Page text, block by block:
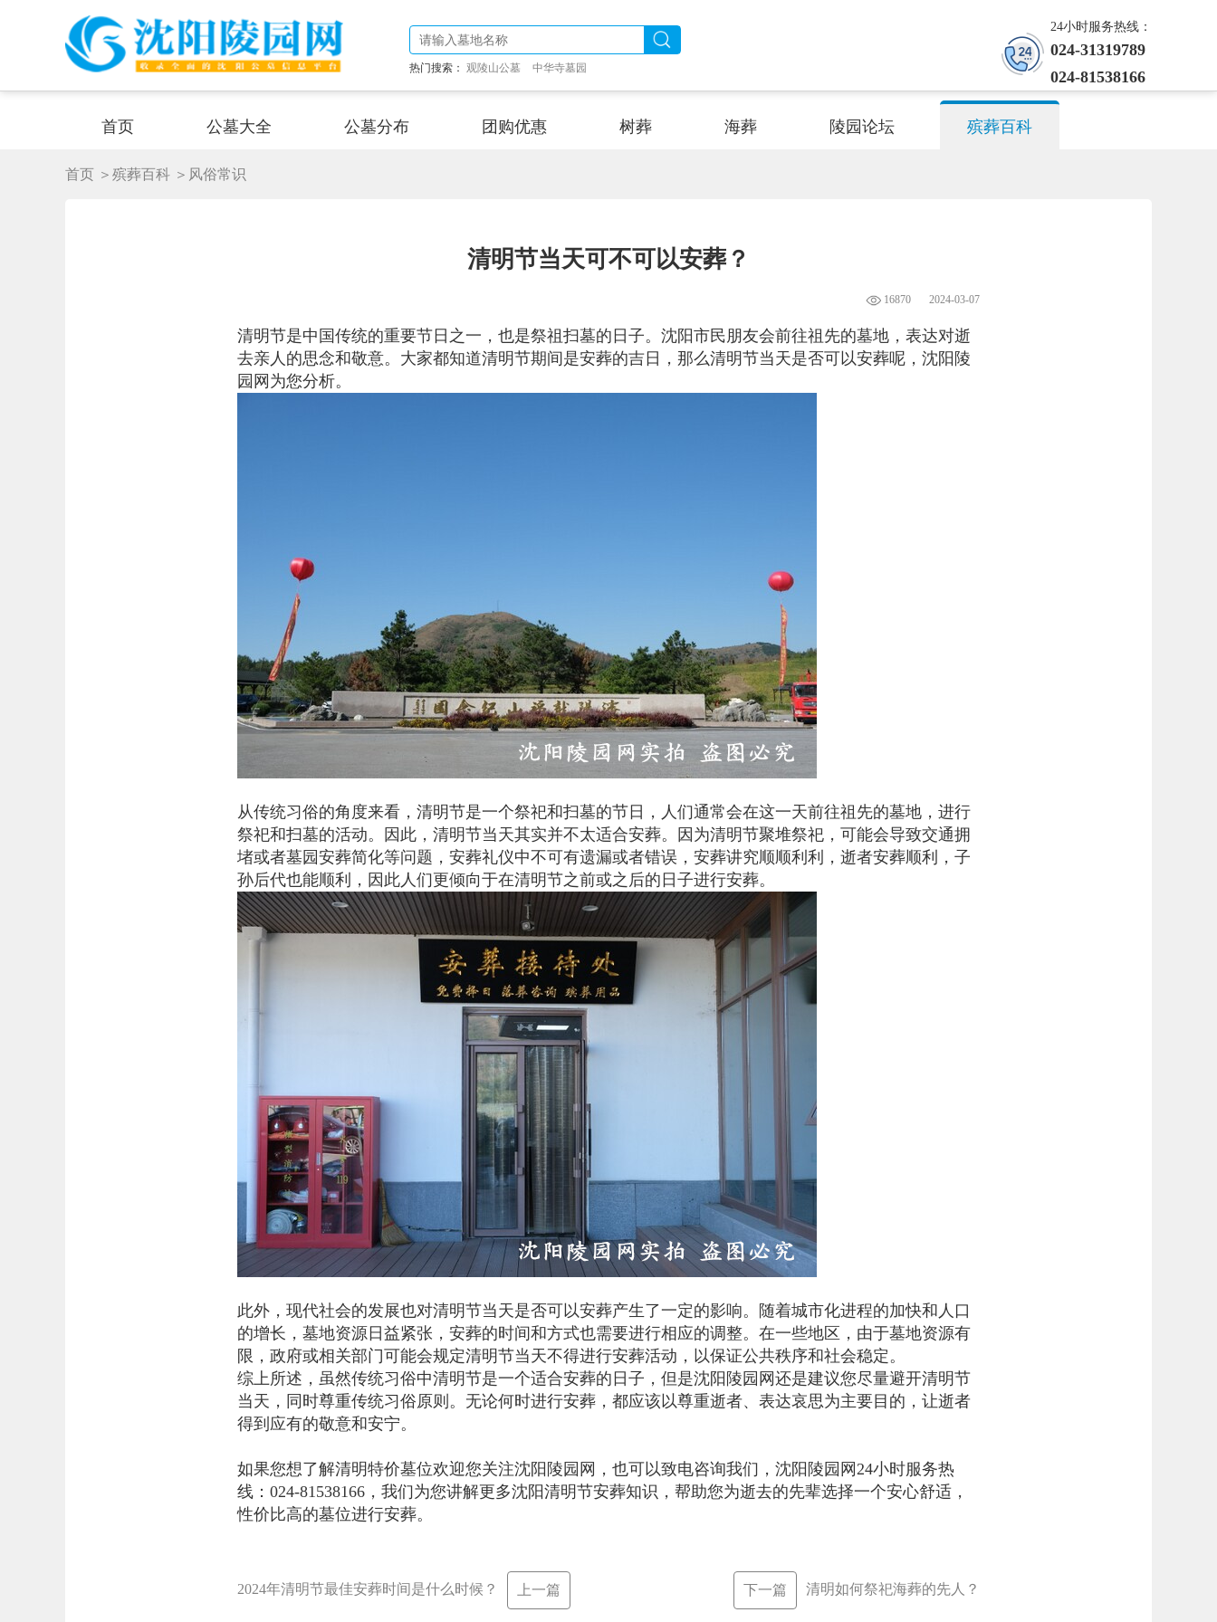
热门搜索： 观陵山公墓 中华寺墓园
24小时服务热线：
024-31319789
024-81538166
首页 公墓大全 公墓分布 团购优惠 树葬 海葬 陵园论坛 殡葬百科
首页 ＞殡葬百科 ＞风俗常识
清明节当天可不可以安葬？
2024-03-07
16870
清明节是中国传统的重要节日之一，也是祭祖扫墓的日子。沈阳市民朋友会前往祖先的墓地，表达对逝
去亲人的思念和敬意。大家都知道清明节期间是安葬的吉日，那么清明节当天是否可以安葬呢，沈阳陵
园网为您分析。
从传统习俗的角度来看，清明节是一个祭祀和扫墓的节日，人们通常会在这一天前往祖先的墓地，进行
祭祀和扫墓的活动。因此，清明节当天其实并不太适合安葬。因为清明节聚堆祭祀，可能会导致交通拥
堵或者墓园安葬简化等问题，安葬礼仪中不可有遗漏或者错误，安葬讲究顺顺利利，逝者安葬顺利，子
孙后代也能顺利，因此人们更倾向于在清明节之前或之后的日子进行安葬。
此外，现代社会的发展也对清明节当天是否可以安葬产生了一定的影响。随着城市化进程的加快和人口
的增长，墓地资源日益紧张，安葬的时间和方式也需要进行相应的调整。在一些地区，由于墓地资源有
限，政府或相关部门可能会规定清明节当天不得进行安葬活动，以保证公共秩序和社会稳定。
综上所述，虽然传统习俗中清明节是一个适合安葬的日子，但是沈阳陵园网还是建议您尽量避开清明节
当天，同时尊重传统习俗原则。无论何时进行安葬，都应该以尊重逝者、表达哀思为主要目的，让逝者
得到应有的敬意和安宁。
如果您想了解清明特价墓位欢迎您关注沈阳陵园网，也可以致电咨询我们，沈阳陵园网24小时服务热
线：024-81538166，我们为您讲解更多沈阳清明节安葬知识，帮助您为逝去的先辈选择一个安心舒适，
性价比高的墓位进行安葬。
2024年清明节最佳安葬时间是什么时候？ 上一篇 下一篇 清明如何祭祀海葬的先人？